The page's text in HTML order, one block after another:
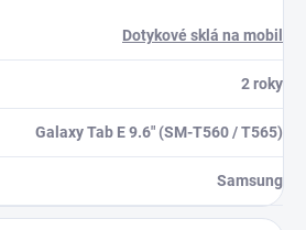
Dotykové sklá na mobil
2 roky
Galaxy Tab E 9.6" (SM-T560 / T565)
Samsung